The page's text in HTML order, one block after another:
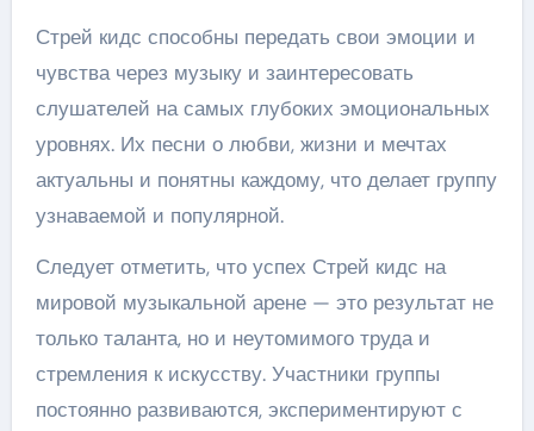
Стрей кидс способны передать свои эмоции и
чувства через музыку и заинтересовать
слушателей на самых глубоких эмоциональных
уровнях. Их песни о любви, жизни и мечтах
актуальны и понятны каждому, что делает группу
узнаваемой и популярной.
Следует отметить, что успех Стрей кидс на
мировой музыкальной арене — это результат не
только таланта, но и неутомимого труда и
стремления к искусству. Участники группы
постоянно развиваются, экспериментируют с